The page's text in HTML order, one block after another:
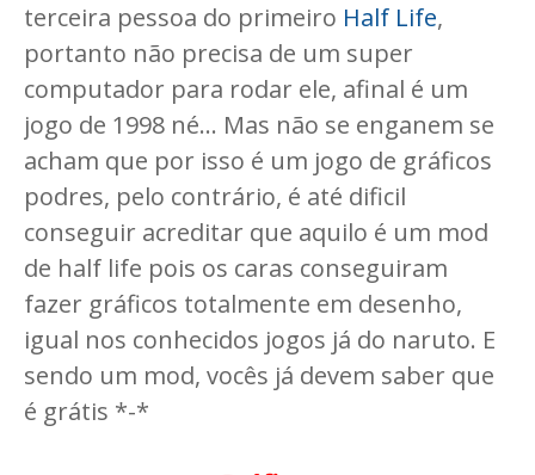
terceira pessoa do primeiro Half Life,
portanto não precisa de um super
computador para rodar ele, afinal é um
jogo de 1998 né... Mas não se enganem se
acham que por isso é um jogo de gráficos
podres, pelo contrário, é até dificil
conseguir acreditar que aquilo é um mod
de half life pois os caras conseguiram
fazer gráficos totalmente em desenho,
igual nos conhecidos jogos já do naruto. E
sendo um mod, vocês já devem saber que
é grátis *-*